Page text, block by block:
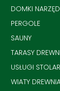
DOMKI
PERGOLE
SAUNY
TARASY
USŁUGI
WIATY